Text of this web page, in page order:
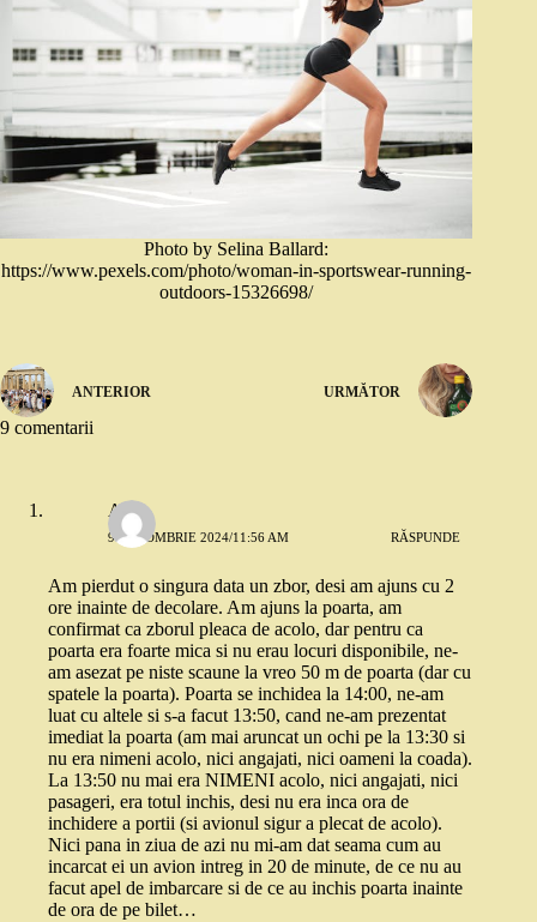
Photo by Selina Ballard:
https://www.pexels.com/photo/woman-in-sportswear-running-
outdoors-15326698/
ANTERIOR URMĂTOR
9 comentarii
AM
9 OCTOMBRIE 2024/11:56 AM RĂSPUNDE
Am pierdut o singura data un zbor, desi am ajuns cu 2
ore inainte de decolare. Am ajuns la poarta, am
confirmat ca zborul pleaca de acolo, dar pentru ca
poarta era foarte mica si nu erau locuri disponibile, ne-
am asezat pe niste scaune la vreo 50 m de poarta (dar cu
spatele la poarta). Poarta se inchidea la 14:00, ne-am
luat cu altele si s-a facut 13:50, cand ne-am prezentat
imediat la poarta (am mai aruncat un ochi pe la 13:30 si
nu era nimeni acolo, nici angajati, nici oameni la coada).
La 13:50 nu mai era NIMENI acolo, nici angajati, nici
pasageri, era totul inchis, desi nu era inca ora de
inchidere a portii (si avionul sigur a plecat de acolo).
Nici pana in ziua de azi nu mi-am dat seama cum au
incarcat ei un avion intreg in 20 de minute, de ce nu au
facut apel de imbarcare si de ce au inchis poarta inainte
de ora de pe bilet…